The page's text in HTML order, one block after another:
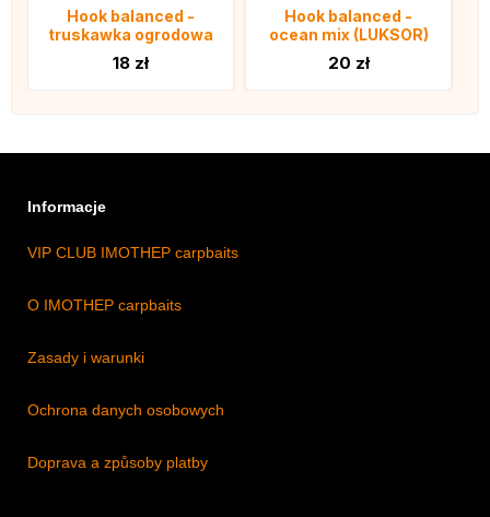
Hook balanced -
truskawka ogrodowa
18 zł
Hook balanced -
ocean mix (LUKSOR)
20 zł
Informacje
VIP CLUB IMOTHEP carpbaits
O IMOTHEP carpbaits
Zasady i warunki
Ochrona danych osobowych
Doprava a způsoby platby